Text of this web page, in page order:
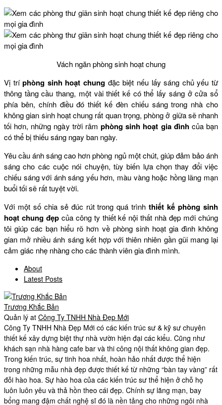
Vách ngăn phòng sinh hoạt chung
Vị tríphòng sinh hoạt chung đặc biệt nếu lấy sáng chủ yếu từ
thông tầng cầu thang, một vài thiết kế có thể lấy sáng ở cửa sổ
phía bên, chính điều đó thiết kế đèn chiếu sáng trong nhà cho
không gian sinh hoạt chung rất quan trọng, phòng ở giữa sẽ nhanh
tối hơn, những ngày trời râm phòng sinh hoạt gia đìnhcủa bạn
có thể bị thiếu sáng ngay ban ngày.
Yêu cầu ánh sáng cao hơn phòng ngủ một chút, giúp đảm bảo ánh
sáng cho các cuộc nói chuyện, tùy biến lựa chọn thay đổi việc
chiếu sáng với ánh sáng yếu hơn, màu vàng hoặc hồng lãng mạn
buổi tối sẽ rất tuyệt vời.
Với một số chia sẻ đúc rút trong quá trìnhthiết kế phòng sinh
hoạt chung đẹpcủa công ty thiết kế nội thất nhà đẹp mới chúng
tôi giúp các bạn hiểu rõ hơn về phòng sinh hoạt gia đình không
gian mở nhiều ánh sáng kết hợp với thiên nhiên gần gũi mang lại
cảm giác nhẹ nhàng cho các thành viên gia đình mình.
About
Latest Posts
Trương Khắc Bản
Quản lý at Công Ty TNHH Nhà Đẹp Mới
Công Ty TNHH Nhà Đẹp Mới có các kiến trúc sư & kỹ sư chuyên
thiết kế xây dựng biệt thự nhà vườn hiện đại các kiểu. Cũng như
khách sạn nhà hàng cafe bar và thi công nội thất không gian đẹp.
Trong kiến trúc, sự tinh hoa nhất, hoàn hảo nhất được thể hiện
trong những mẫu nhà đẹp được thiết kế từ những “bàn tay vàng” rất
đỗi hào hoa. Sự hào hoa của các kiến trúc sư thể hiện ở chỗ họ
luôn luôn yêu và thả hồn theo cái đẹp. Chính sự lãng mạn, bay
bổng mang đậm chất nghệ sĩ đó là nền tảng cho những ngôi nhà